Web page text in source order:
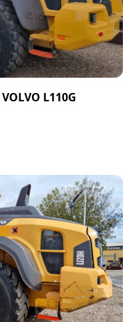
L110G